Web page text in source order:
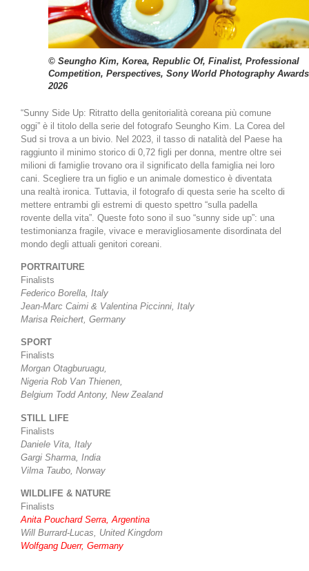
© Seungho Kim, Korea, Republic Of, Finalist, Professional
Competition, Perspectives, Sony World Photography Awards
2026
“Sunny Side Up: Ritratto della genitorialità coreana più comune
oggi” è il titolo della serie del fotografo Seungho Kim. La Corea del
Sud si trova a un bivio. Nel 2023, il tasso di natalità del Paese ha
raggiunto il minimo storico di 0,72 figli per donna, mentre oltre sei
milioni di famiglie trovano ora il significato della famiglia nei loro
cani. Scegliere tra un figlio e un animale domestico è diventata
una realtà ironica. Tuttavia, il fotografo di questa serie ha scelto di
mettere entrambi gli estremi di questo spettro “sulla padella
rovente della vita”. Queste foto sono il suo “sunny side up”: una
testimonianza fragile, vivace e meravigliosamente disordinata del
mondo degli attuali genitori coreani.
PORTRAITURE
Finalists
Federico Borella, Italy
Jean-Marc Caimi & Valentina Piccinni, Italy
Marisa Reichert, Germany
SPORT
Finalists
Morgan Otagburuagu,
Nigeria Rob Van Thienen,
Belgium Todd Antony, New Zealand
STILL LIFE
Finalists
Daniele Vita, Italy
Gargi Sharma, India
Vilma Taubo, Norway
WILDLIFE & NATURE
Finalists
Anita Pouchard Serra, Argentina
Will Burrard-Lucas, United Kingdom
Wolfgang Duerr, Germany